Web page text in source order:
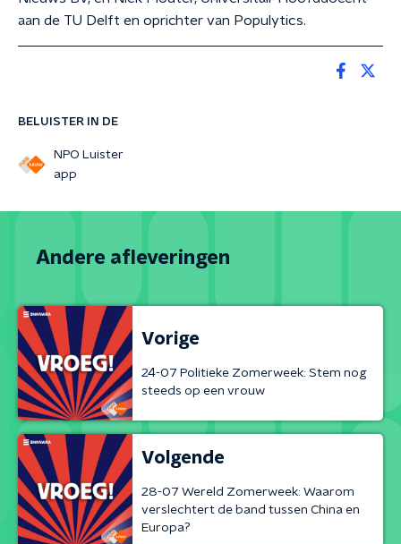
BELUISTER IN DE
NPO Luister
app
aan de TU Delft en oprichter van Populytics.
Andere afleveringen
Vorige
24-07 Politieke Zomerweek: Stem nog
steeds op een vrouw
Volgende
28-07 Wereld Zomerweek: Waarom
verslechtert de band tussen China en
Europa?